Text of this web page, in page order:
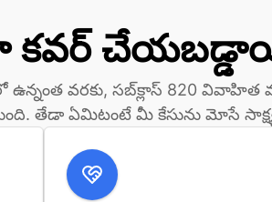
కవర్
820 వివాహిత మరియు డి ఫాక్టో
తేడా ఏమిటంటే మీ కేసును మోసే